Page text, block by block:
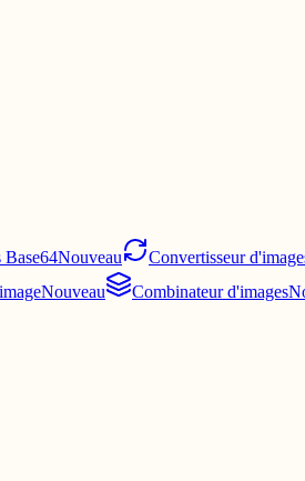
Base64Nouveau Convertisseur
Nouveau Combinateur d'images